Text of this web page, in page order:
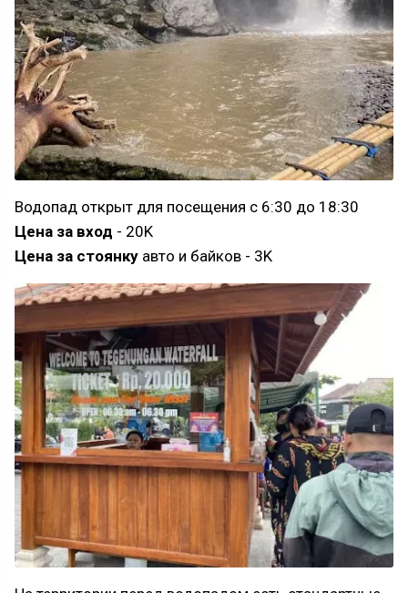
Водопад открыт для посещения с 6:30 до 18:30
Цена за вход - 20K
Цена за стоянку авто и байков - 3K